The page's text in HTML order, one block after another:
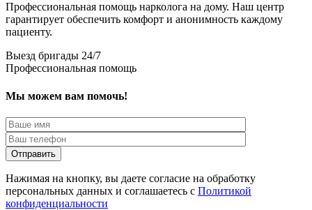
Профессиональная помощь нарколога на дому. Наш центр
гарантирует обеспечить комфорт и анонимность каждому
пациенту.
Выезд бригады 24/7
Профессиональная помощь
Мы можем вам помочь!
Отправить
Нажимая на кнопку, вы даете согласие на обработку
персональных данных и соглашаетесь с Политикой
конфиденциальности